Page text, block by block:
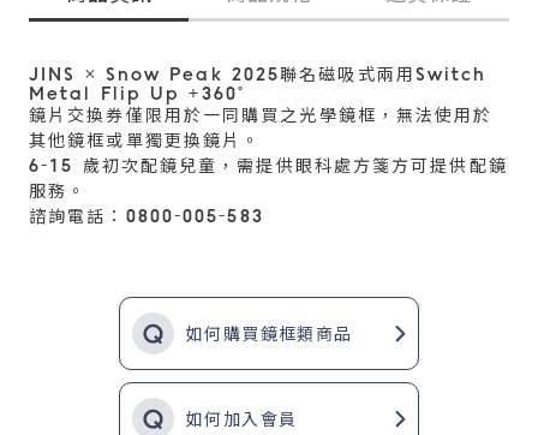
JINS × Snow Peak 2025聯名磁吸式兩用Switch
Metal Flip Up +360°
鏡片交換券僅限用於一同購買之光學鏡框，無法使用於
其他鏡框或單獨更換鏡片。
6-15 歲初次配鏡兒童，需提供眼科處方箋方可提供配鏡
服務。
諮詢電話：0800-005-583
如何購買鏡框類商品
如何加入會員